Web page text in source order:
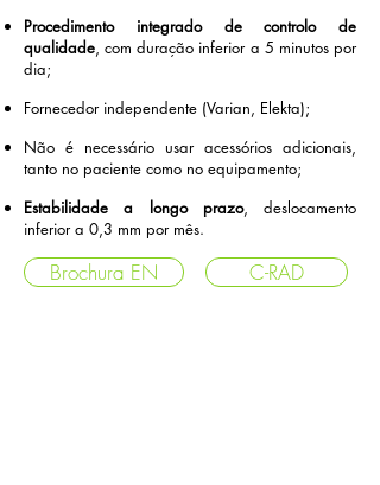
Procedimento integrado de controlo de
qualidade, com duração inferior a 5 minutos por
dia;
Fornecedor independente (Varian, Elekta);
Não é necessário usar acessórios adicionais,
tanto no paciente como no equipamento;
Estabilidade a longo prazo, deslocamento
inferior a 0,3 mm por mês.
Brochura EN C-RAD